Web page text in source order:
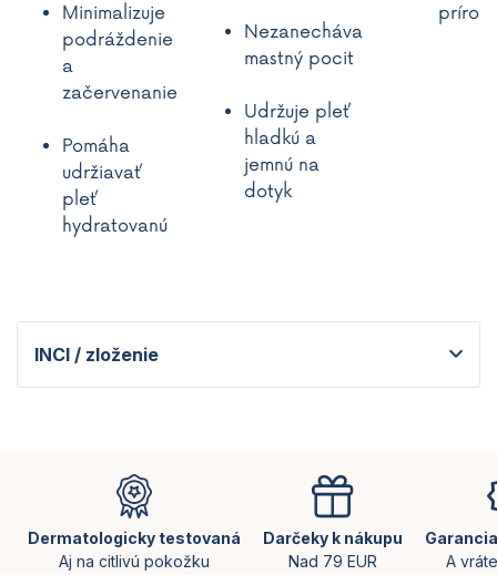
Minimalizuje
podráždenie
a
začervenanie
Pomáha
udržiavať
pleť
hydratovanú
Nezanecháva
mastný pocit
Udržuje pleť
hladkú a
jemnú na
dotyk
INCI / zloženie
Dermatologicky testovaná
Aj na citlivú pokožku
Darčeky k nákupu
Nad 79 EUR
A